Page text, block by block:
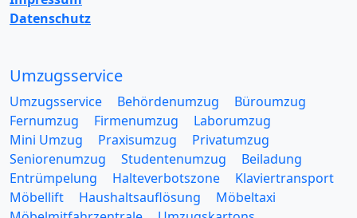
Datenschutz
Umzugsservice
Umzugsservice Behördenumzug
Büroumzug
Fernumzug
Firmenumzug
Laborumzug
Mini Umzug
Praxisumzug
Privatumzug
Seniorenumzug
Studentenumzug
Beiladung
Entrümpelung
Halteverbotszone
Klaviertransport
Möbellift
Haushaltsauflösung
Möbeltaxi